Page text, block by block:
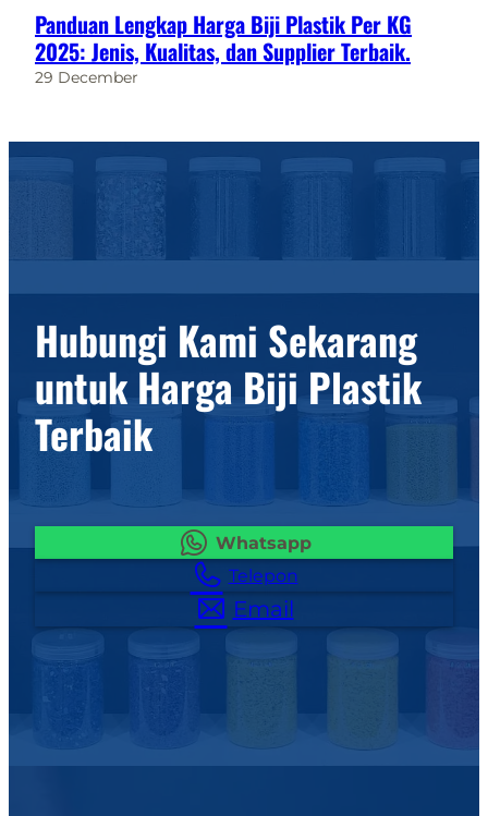
Panduan Lengkap Harga Biji Plastik Per KG
2025: Jenis, Kualitas, dan Supplier Terbaik.
29 December
Hubungi Kami Sekarang
untuk Harga Biji Plastik
Terbaik
Whatsapp
Telepon
Email